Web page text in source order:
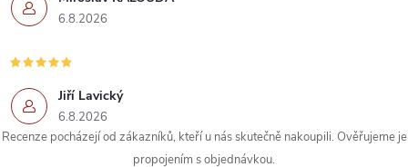
s
u
6.8.2026
Jiří Lavický
6.8.2026
Recenze pocházejí od zákazníků, kteří u nás skutečně nakoupili. Ověřujeme je
propojením s objednávkou.